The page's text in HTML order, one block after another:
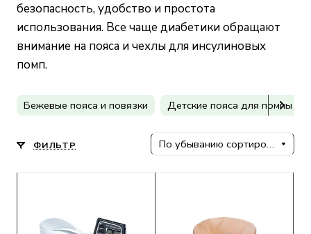
безопасность, удобство и простота
использования. Все чаще диабетики обращают
внимание на пояса и чехлы для инсулиновых
помп.
Бежевые пояса и повязки Детские пояса для помпы
ФИЛЬТР По убыванию сортировки